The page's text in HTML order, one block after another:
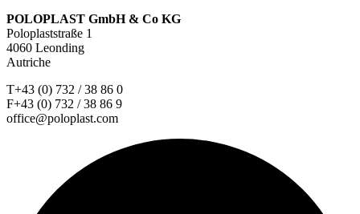
POLOPLAST GmbH & Co KG
Poloplaststraße 1
4060 Leonding
Autriche
T+43 (0) 732 / 38 86 0
F+43 (0) 732 / 38 86 9
office@poloplast.com